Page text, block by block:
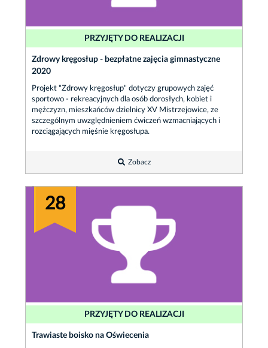
PRZYJĘTY DO REALIZACJI
Zdrowy kręgosłup - bezpłatne zajęcia gimnastyczne
2020
Projekt "Zdrowy kręgosłup" dotyczy grupowych zajęć
sportowo - rekreacyjnych dla osób dorosłych, kobiet i
mężczyzn, mieszkańców dzielnicy XV Mistrzejowice, ze
szczególnym uwzględnieniem ćwiczeń wzmacniających i
rozciągających mięśnie kręgosłupa.
Zobacz
28
PRZYJĘTY DO REALIZACJI
Trawiaste boisko na Oświecenia